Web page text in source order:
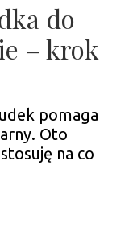
do
– krok
pomaga
Oto
na co